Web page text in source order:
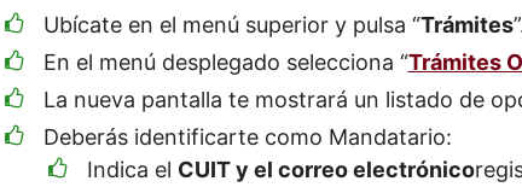
Ubícate en el menú superior y pulsa “Trámites
En el menú desplegado selecciona “Trámites
La nueva pantalla te mostrará un listado de
Deberás identificarte como Mandatario:
Indica el CUIT y el correo electrónico